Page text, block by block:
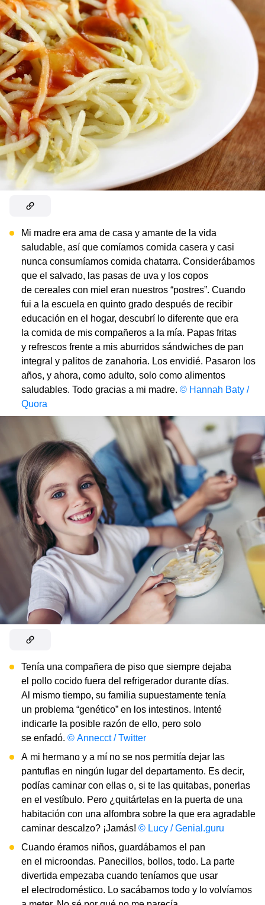
Mi madre era ama de casa y amante de la vida
saludable, así que comíamos comida casera y casi
nunca consumíamos comida chatarra. Considerábamos
que el salvado, las pasas de uva y los copos
de cereales con miel eran nuestros “postres”. Cuando
fui a la escuela en quinto grado después de recibir
educación en el hogar, descubrí lo diferente que era
la comida de mis compañeros a la mía. Papas fritas
y refrescos frente a mis aburridos sándwiches de pan
integral y palitos de zanahoria. Los envidié. Pasaron los
años, y ahora, como adulto, solo como alimentos
saludables. Todo gracias a mi madre. © Hannah Baty /
Quora
Tenía una compañera de piso que siempre dejaba
el pollo cocido fuera del refrigerador durante días.
Al mismo tiempo, su familia supuestamente tenía
un problema “genético” en los intestinos. Intenté
indicarle la posible razón de ello, pero solo
se enfadó. © Annecct / Twitter
A mi hermano y a mí no se nos permitía dejar las
pantuflas en ningún lugar del departamento. Es decir,
podías caminar con ellas o, si te las quitabas, ponerlas
en el vestíbulo. Pero ¿quitártelas en la puerta de una
habitación con una alfombra sobre la que era agradable
caminar descalzo? ¡Jamás! © Lucy / Genial.guru
Cuando éramos niños, guardábamos el pan
en el microondas. Panecillos, bollos, todo. La parte
divertida empezaba cuando teníamos que usar
el electrodoméstico. Lo sacábamos todo y lo volvíamos